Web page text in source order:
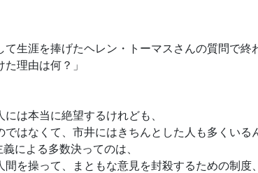
生涯を捧げたヘレン・トーマスさんの質問で終
理由は何？」
は本当に絶望するけれども、
はなくて、市井にはきちんとした人も多くいる
による多数決ってのは、
を操って、まともな意見を封殺するための制度、